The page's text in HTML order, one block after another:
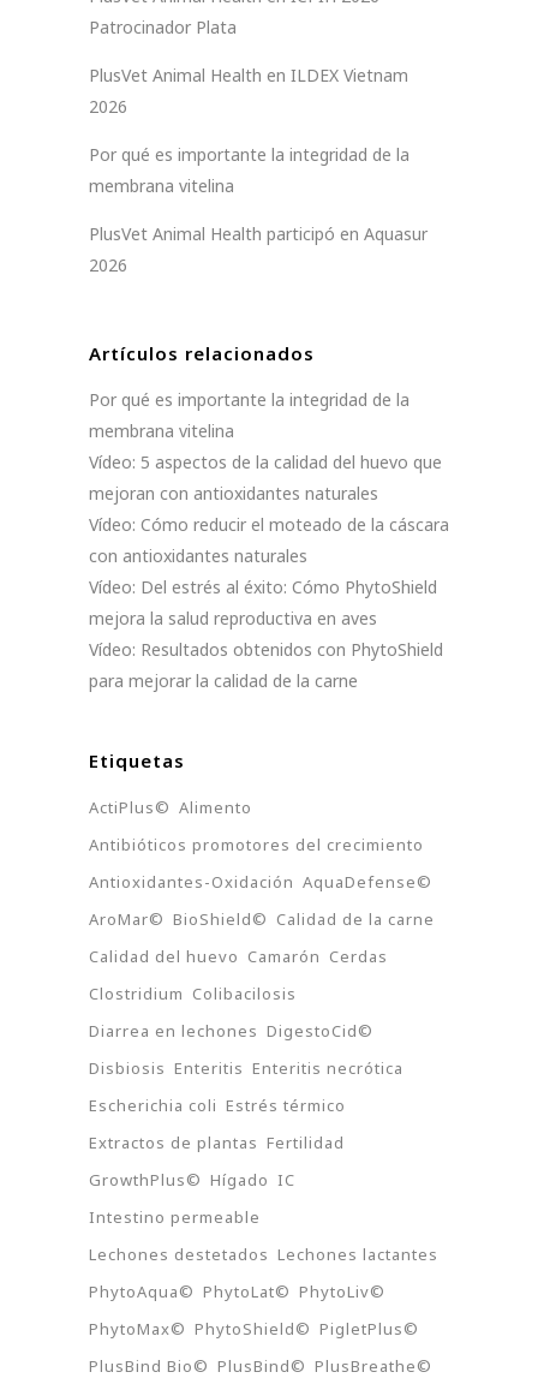
Patrocinador Plata
PlusVet Animal Health en ILDEX Vietnam
2026
Por qué es importante la integridad de la
membrana vitelina
PlusVet Animal Health participó en Aquasur
2026
Artículos relacionados
Por qué es importante la integridad de la
membrana vitelina
Vídeo: 5 aspectos de la calidad del huevo que
mejoran con antioxidantes naturales
Vídeo: Cómo reducir el moteado de la cáscara
con antioxidantes naturales
Vídeo: Del estrés al éxito: Cómo PhytoShield
mejora la salud reproductiva en aves
Vídeo: Resultados obtenidos con PhytoShield
para mejorar la calidad de la carne
Etiquetas
ActiPlus© Alimento
Antibióticos promotores del crecimiento
Antioxidantes-Oxidación AquaDefense©
AroMar© BioShield© Calidad de la carne
Calidad del huevo Camarón Cerdas
Clostridium Colibacilosis
Diarrea en lechones DigestoCid©
Disbiosis Enteritis Enteritis necrótica
Escherichia coli Estrés térmico
Extractos de plantas Fertilidad
GrowthPlus© Hígado IC
Intestino permeable
Lechones destetados Lechones lactantes
PhytoAqua© PhytoLat© PhytoLiv©
PhytoMax© PhytoShield© PigletPlus©
PlusBind Bio© PlusBind© PlusBreathe©